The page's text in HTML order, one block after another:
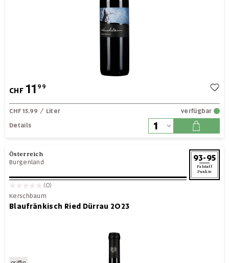
CHF 11 99
CHF 15.99 / Liter
verfügbar
Details
Österreich
Burgenland 93-95
Falstaff
Punkte
(0)
Kerschbaum
Blaufränkisch Ried Dürrau 2023